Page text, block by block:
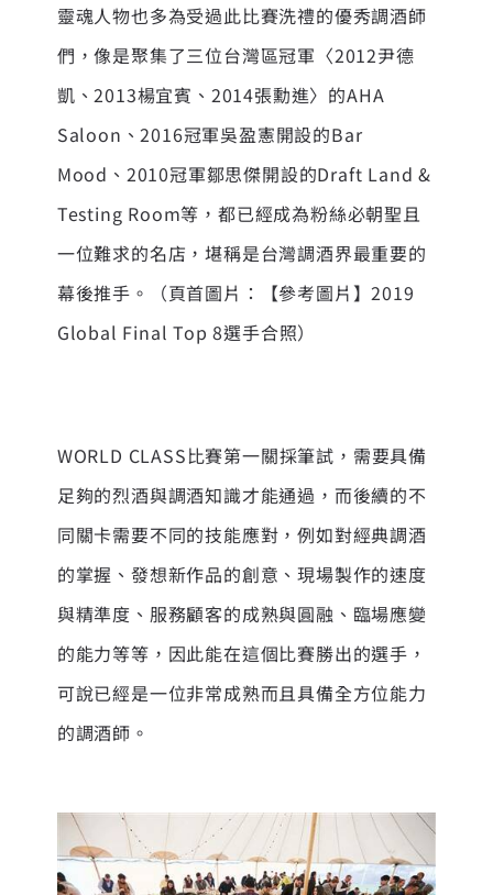
靈魂人物也多為受過此比賽洗禮的優秀調酒師
們，像是聚集了三位台灣區冠軍〈2012尹德
凱、2013楊宜賓、2014張勳進〉的AHA
Saloon、2016冠軍吳盈憲開設的Bar
Mood、2010冠軍鄒思傑開設的Draft Land &
Testing Room等，都已經成為粉絲必朝聖且
一位難求的名店，堪稱是台灣調酒界最重要的
幕後推手。（頁首圖片：【參考圖片】2019
Global Final Top 8選手合照）
WORLD CLASS比賽第一關採筆試，需要具備
足夠的烈酒與調酒知識才能通過，而後續的不
同關卡需要不同的技能應對，例如對經典調酒
的掌握、發想新作品的創意、現場製作的速度
與精準度、服務顧客的成熟與圓融、臨場應變
的能力等等，因此能在這個比賽勝出的選手，
可說已經是一位非常成熟而且具備全方位能力
的調酒師。